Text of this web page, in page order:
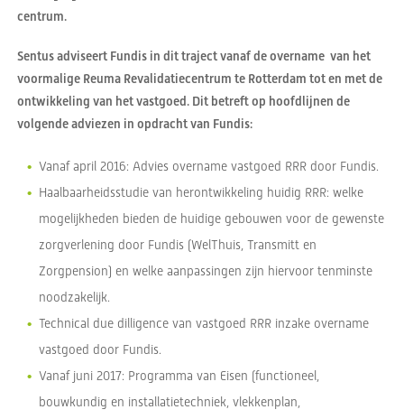
centrum.
Sentus adviseert Fundis in dit traject vanaf de overname van het
voormalige Reuma Revalidatiecentrum te Rotterdam tot en met de
ontwikkeling van het vastgoed. Dit betreft op hoofdlijnen de
volgende adviezen in opdracht van Fundis:
Vanaf april 2016: Advies overname vastgoed RRR door Fundis.
Haalbaarheidsstudie van herontwikkeling huidig RRR: welke
mogelijkheden bieden de huidige gebouwen voor de gewenste
zorgverlening door Fundis (WelThuis, Transmitt en
Zorgpension) en welke aanpassingen zijn hiervoor tenminste
noodzakelijk.
Technical due dilligence van vastgoed RRR inzake overname
vastgoed door Fundis.
Vanaf juni 2017: Programma van Eisen (functioneel,
bouwkundig en installatietechniek, vlekkenplan,